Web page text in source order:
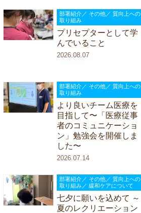
部署紹介／ その他／ 質向上への
取り組み
プリセプターとして学
んでいること
2026.08.07
部署紹介／ その他／ 質向上への
取り組み
より良いチーム医療を
目指して〜「医療従事
者のコミュニケーショ
ン」勉強会を開催しま
した〜
2026.07.14
部署紹介／ その他／ 質向上への
取り組み／ 緩和ケアについて
七夕に願いを込めて ～
夏のレクリエーション